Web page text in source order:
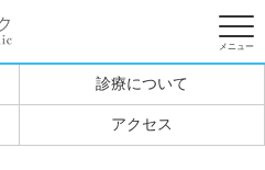
診療について
アクセス